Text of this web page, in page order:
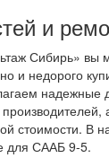
и
Сибирь» вы
и недорого
надежные
стоимости. В
для СААБ 9-5.